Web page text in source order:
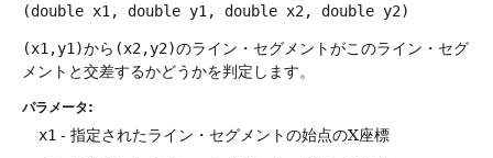
(double x1, double y1, double x2, double y2)
(x1,y1)から (x2,y2)のライン・セグメントがこのライン・セグ
メントと交差するかどうかを判定します。
パラメータ:
x1 - 指定されたライン・セグメントの始点のX座標